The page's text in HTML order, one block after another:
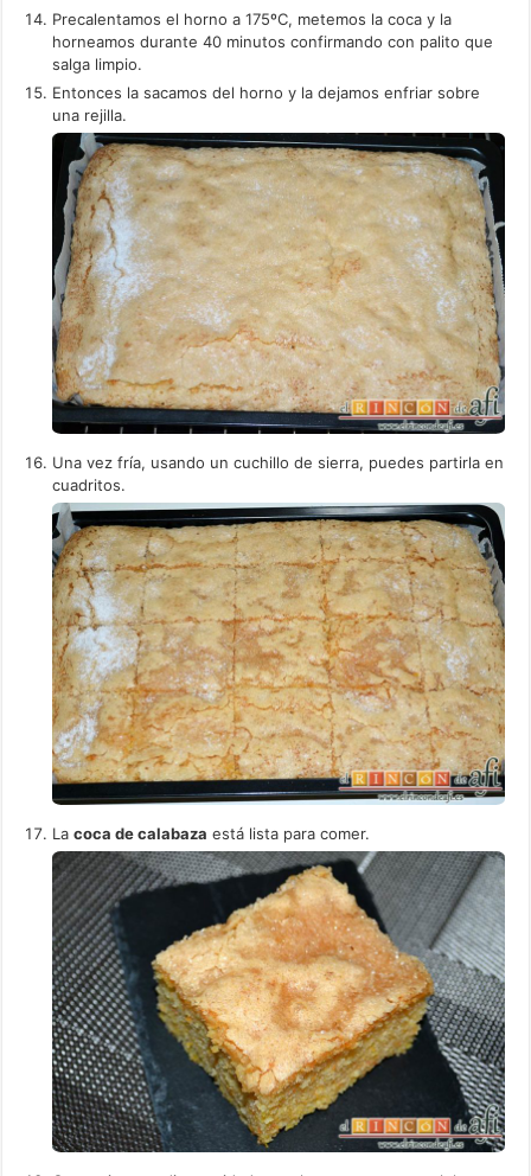
Precalentamos el horno a 175ºC, metemos la coca y la
horneamos durante 40 minutos confirmando con palito que
salga limpio.
Entonces la sacamos del horno y la dejamos enfriar sobre
una rejilla.
Una vez fría, usando un cuchillo de sierra, puedes partirla en
cuadritos.
Lacoca de calabaza está lista para comer.